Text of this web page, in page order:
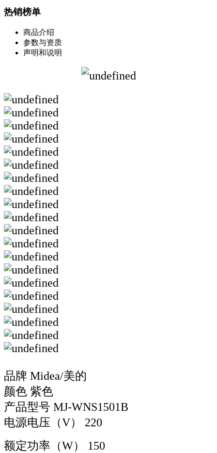
热销榜单
商品介绍
参数与资质
声明和说明
品牌 Midea/美的
颜色 紫色
产品型号 MJ-WNS1501B
电源电压（V） 220
额定功率（W） 150